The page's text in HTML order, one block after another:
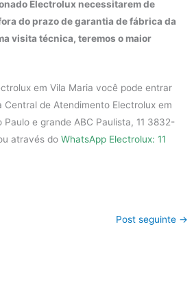
Electrolux necessitarem de
do prazo de garantia de fábrica da
visita técnica, teremos o maior
em Vila Maria você pode entrar
de Atendimento Electrolux em
Paulo e grande ABC Paulista, 11 3832-
através doWhatsApp Electrolux: 11
Post seguinte →